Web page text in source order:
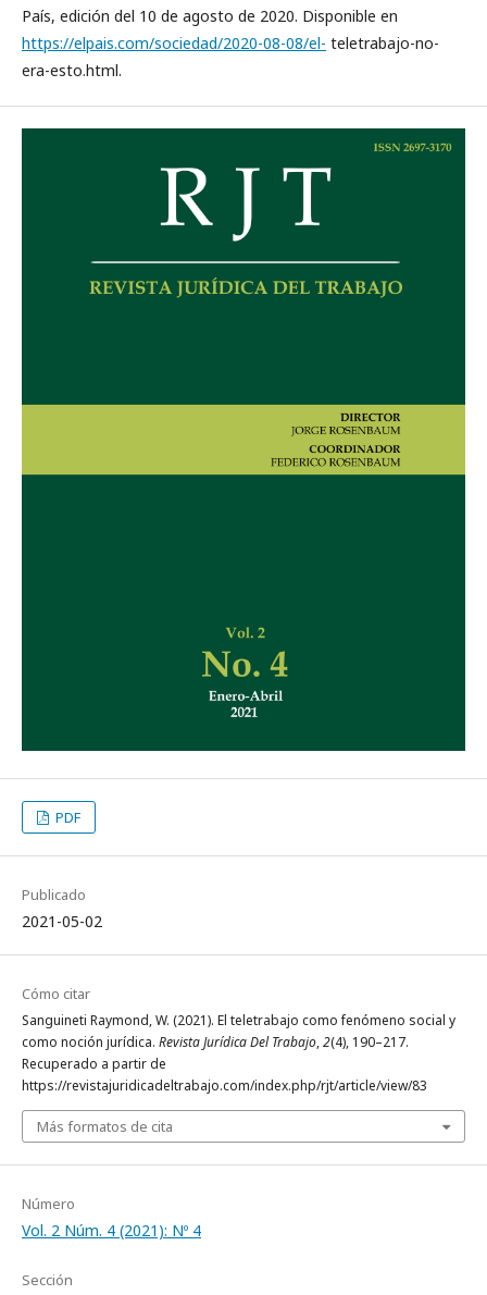
País, edición del 10 de agosto de 2020. Disponible en
https://elpais.com/sociedad/2020-08-08/el- teletrabajo-no-
era-esto.html.
PDF
Publicado
2021-05-02
Cómo citar
Sanguineti Raymond, W. (2021). El teletrabajo como fenómeno social y
como noción jurídica. Revista Jurídica Del Trabajo,2(4), 190–217.
Recuperado a partir de
https://revistajuridicadeltrabajo.com/index.php/rjt/article/view/83
Más formatos de cita
Número
Vol. 2 Núm. 4 (2021): Nº 4
Sección